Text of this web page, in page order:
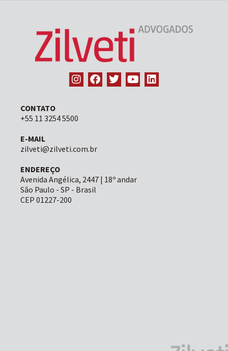
CONTATO
+55 11 3254 5500
E-MAIL
zilveti@zilveti.com.br
ENDEREÇO
Avenida Angélica, 2447 | 18º andar
São Paulo - SP - Brasil
CEP 01227-200